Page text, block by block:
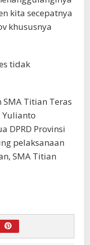
kita secepatnya
khususnya
tidak
SMA Titian Teras
DPRD Provinsi
pelaksanaan
SMA Titian